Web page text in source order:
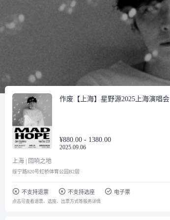
作废【上海】星野源2025上海演唱会
¥880.00 - 1380.00
2025.09.06
上海 | 回响之地
绥宁路820号虹桥体育公园B2层
不支持退票 不支持选座 电子票
点击可查看退票、选座、出票方式等服务详情